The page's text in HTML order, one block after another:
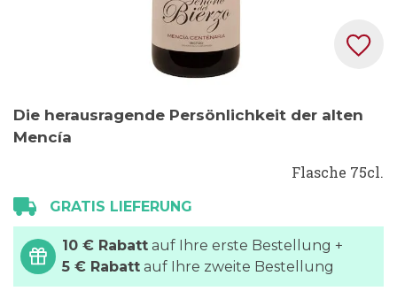
Anfang
der
Die herausragende Persönlichkeit der alten
Mencía
Flasche 75cl.
GRATIS LIEFERUNG
10 € Rabatt auf Ihre erste Bestellung +
5 € Rabatt auf Ihre zweite Bestellung